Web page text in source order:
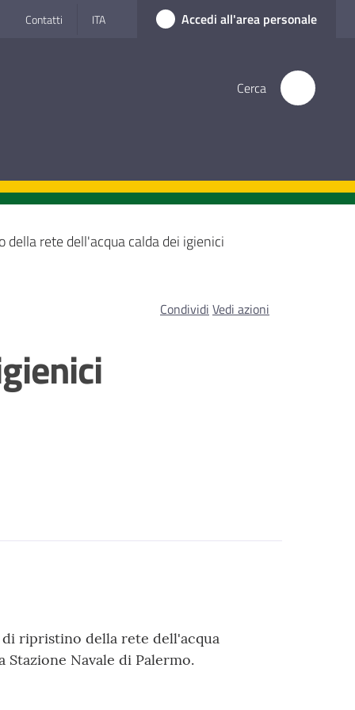
Contatti ITA Accedi all'area personale
Cerca
della rete dell'acqua calda dei igienici
Condividi Vedi azioni
ripristino della rete dell'acqua
Navale di Palermo.